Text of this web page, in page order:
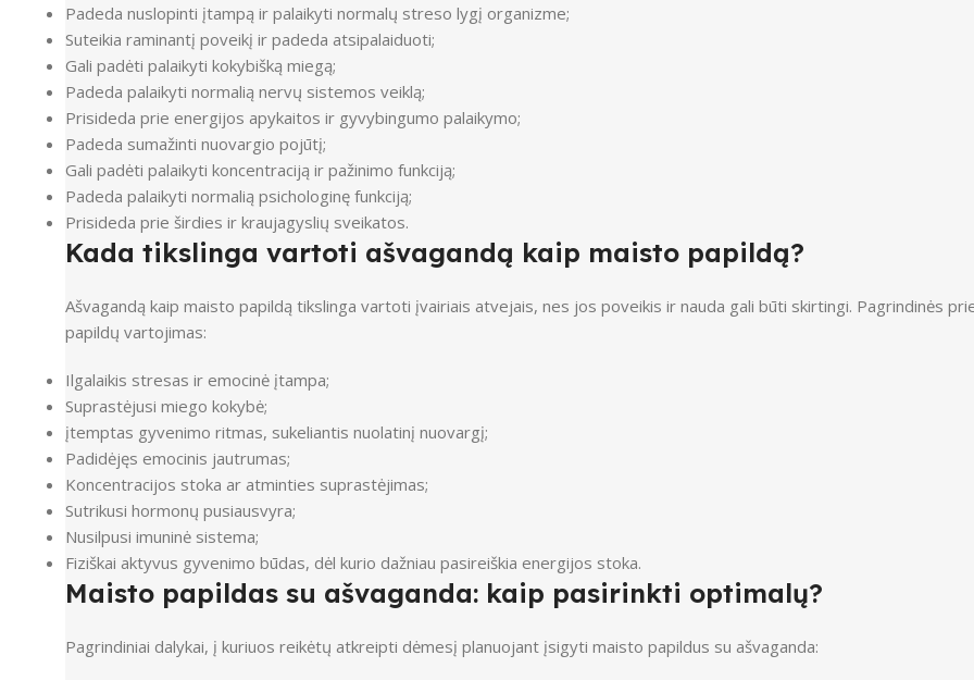
Padeda nuslopinti įtampą ir palaikyti normalų streso lygį organizme;
Suteikia raminantį poveikį ir padeda atsipalaiduoti;
Gali padėti palaikyti kokybišką miegą;
Padeda palaikyti normalią nervų sistemos veiklą;
Prisideda prie energijos apykaitos ir gyvybingumo palaikymo;
Padeda sumažinti nuovargio pojūtį;
Gali padėti palaikyti koncentraciją ir pažinimo funkciją;
Padeda palaikyti normalią psichologinę funkciją;
Prisideda prie širdies ir kraujagyslių sveikatos.
Kada tikslinga vartoti ašvagandą kaip maisto papildą?
Ašvagandą kaip maisto papildą tikslinga vartoti įvairiais atvejais, nes jos poveikis ir nauda gali būti skirtingi. Pagrindinės
papildų vartojimas:
Ilgalaikis stresas ir emocinė įtampa;
Suprastėjusi miego kokybė;
įtemptas gyvenimo ritmas, sukeliantis nuolatinį nuovargį;
Padidėjęs emocinis jautrumas;
Koncentracijos stoka ar atminties suprastėjimas;
Sutrikusi hormonų pusiausvyra;
Nusilpusi imuninė sistema;
Fiziškai aktyvus gyvenimo būdas, dėl kurio dažniau pasireiškia energijos stoka.
Maisto papildas su ašvaganda: kaip pasirinkti optimalų?
Pagrindiniai dalykai, į kuriuos reikėtų atkreipti dėmesį planuojant įsigyti maisto papildus su ašvaganda: